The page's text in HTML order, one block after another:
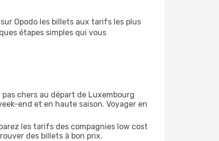
Opodo les billets aux tarifs les plus
étapes simples qui vous
chers au départ de Luxembourg
end et en haute saison. Voyager en
les tarifs des compagnies low cost
des billets à bon prix.